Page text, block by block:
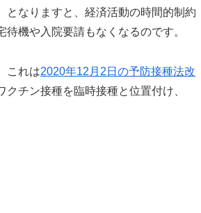
となりますと、経済活動の時間的制約
機や入院要請もなくなるのです。
これは2020年12月2日の予防接種法改
チン接種を臨時接種と位置付け、